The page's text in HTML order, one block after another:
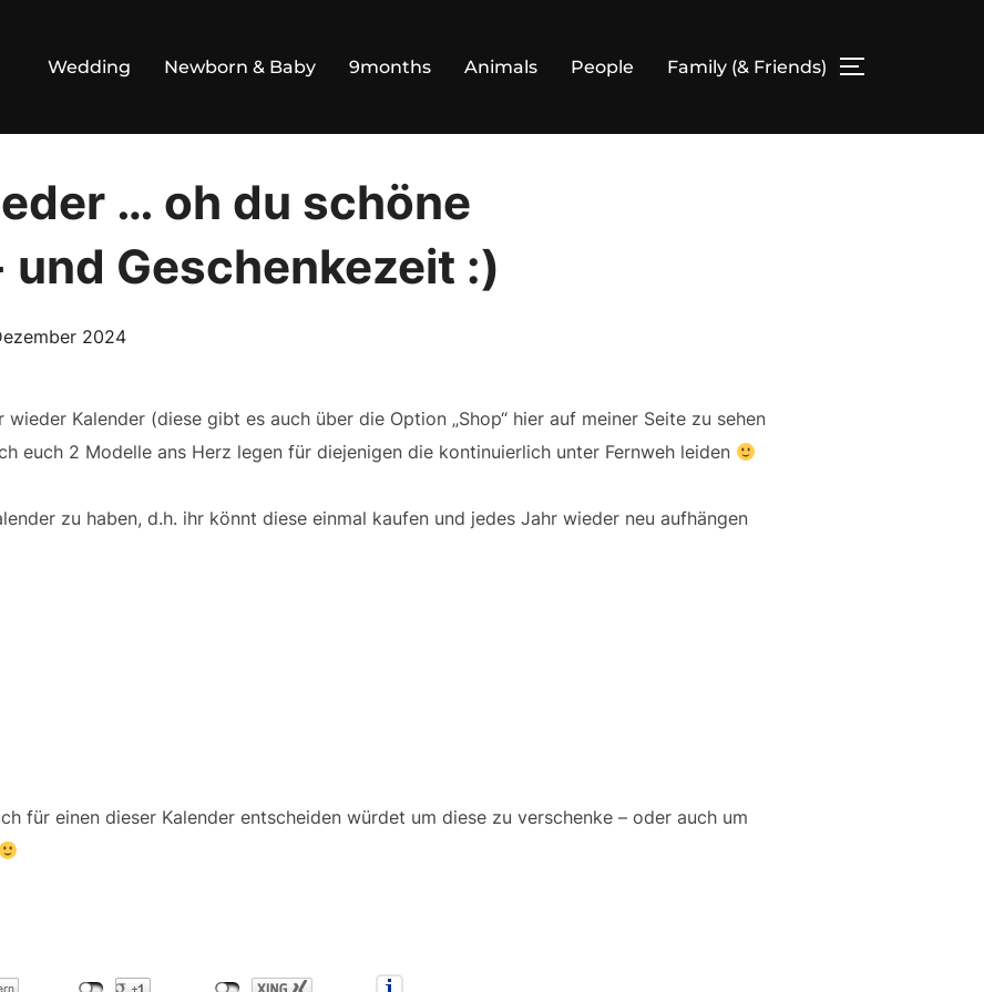
Wedding Newborn & Baby 9months Animals People Family (& Friends)
… oh du schöne
Geschenkezeit :)
2024
Kalender (diese gibt es auch über die Option „Shop“ hier auf meiner Seite zu sehen
euch 2 Modelle ans Herz legen für diejenigen die kontinuierlich unter Fernweh leiden
zu haben, d.h. ihr könnt diese einmal kaufen und jedes Jahr wieder neu aufhängen
für einen dieser Kalender entscheiden würdet um diese zu verschenke – oder auch um